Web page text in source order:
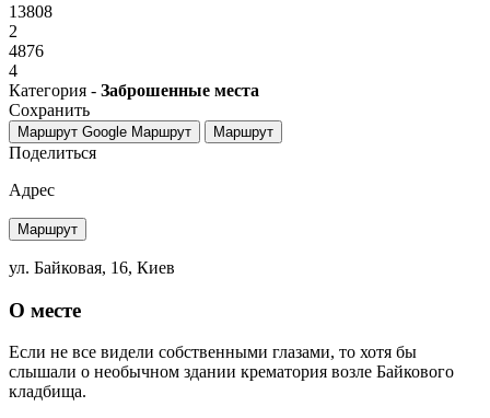
13808
2
4876
4
Категория - Заброшенные места
Сохранить
Маршрут Google Маршрут Маршрут
Поделиться
Адрес
Маршрут
ул. Байковая, 16, Киев
О месте
Если не все видели собственными глазами, то хотя бы
слышали о необычном здании крематория возле Байкового
кладбища.